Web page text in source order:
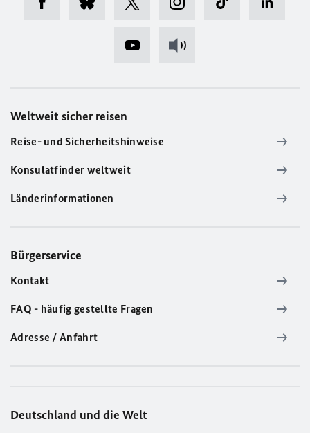
Weltweit sicher reisen
Reise- und Sicherheitshinweise
Konsulatfinder weltweit
Länderinformationen
Bürgerservice
Kontakt
FAQ - häufig gestellte Fragen
Adresse / Anfahrt
Deutschland und die Welt